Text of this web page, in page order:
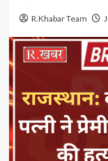
R.Khabar Team